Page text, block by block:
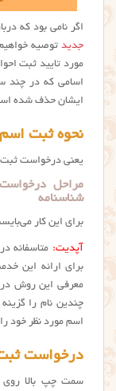
اگر نامی بود که
جدید توصیه
مورد تایید ثبت
اسامی که در چند
ایشان حذف شده
نحوه ثبت
یعنی درخواست
مراحل
شناسنامه
برای این کار
آپدیت: متاسفانه
برای ارائه این
معرفی این روش
چندین نام را
اسم مورد نظر خود
درخواست
سمت چپ بالا روی